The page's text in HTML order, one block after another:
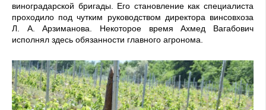
виноградарской бригады. Его становление как специалиста
проходило под чутким руководством директора винсовхоза
Л. А. Арзиманова. Некоторое время Ахмед Вагабович
исполнял здесь обязанности главного агронома.